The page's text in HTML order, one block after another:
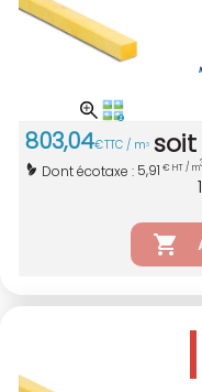
803,04€TTC / m3 soit
Dont écotaxe : 5,91 € HT / m